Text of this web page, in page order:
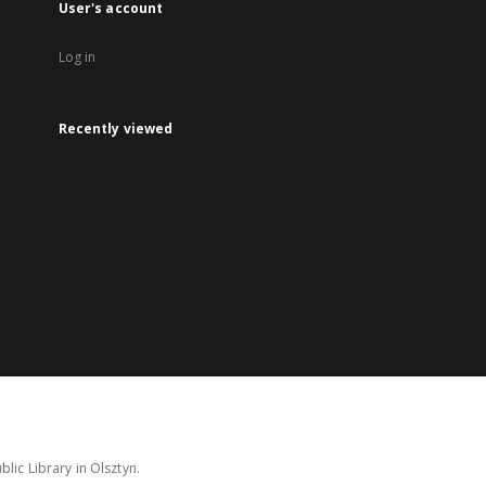
User's account
Log in
Recently viewed
Library in Olsztyn.